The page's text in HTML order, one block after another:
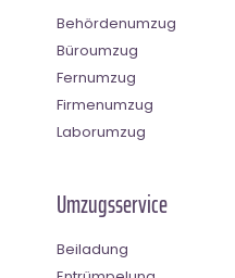
Behördenumzug
Büroumzug
Fernumzug
Firmenumzug
Laborumzug
Umzugsservice
Beiladung